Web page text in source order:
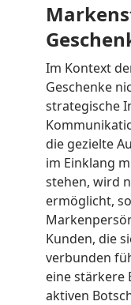
Im Kontext
Geschenke
strategische
die gezielte
im Einklang
stehen, wird
ermöglicht,
Kunden, die
verbunden
eine stärkere
aktiven